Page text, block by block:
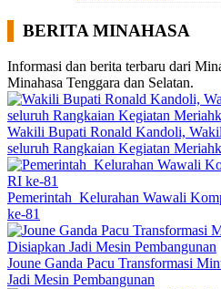
BERITA MINAHASA
Informasi dan berita terbaru dari
Minahasa Tenggara dan Selatan.
Wakili Bupati Ronald Kandoli,
seluruh Rangkaian Kegiatan
Pemerintah Kelurahan Wawali
ke-81
Joune Ganda Pacu Transformasi
Jadi Mesin Pembangunan